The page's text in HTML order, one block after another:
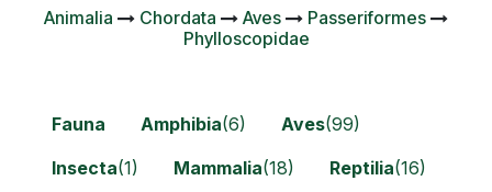
Animalia Chordata Aves
Passeriformes
Phylloscopidae
Fauna Amphibia(6) Aves(99)
Insecta(1) Mammalia(18) Reptilia(16)